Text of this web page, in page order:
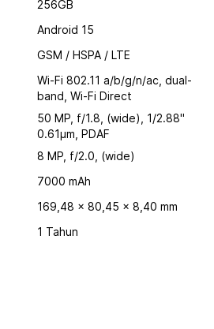
256GB
Android 15
GSM / HSPA / LTE
Wi-Fi 802.11 a/b/g/n/ac, dual-
band, Wi-Fi Direct
50 MP, f/1.8, (wide), 1/2.88"
0.61µm, PDAF
8 MP, f/2.0, (wide)
7000 mAh
169,48 x 80,45 x 8,40 mm
1 Tahun